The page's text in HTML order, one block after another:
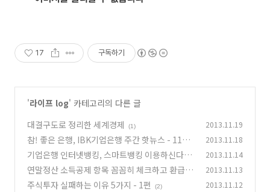
17 구독하기
'라이프 log' 카테고리의 다른 글
대결구도로 정리한 세계경제
(1) 2013.11.19
참! 좋은 은행, IBK기업은행 주간 핫뉴스 - 11월
3주 (0)
2013.11.18
기업은행 인터넷뱅킹, 스마트뱅킹 이용하신다면
전자금융거래 10계명 기억하세요!
(5)
2013.11.14
연말정산 소득공제 항목 꼼꼼히 체크하고 환급받
는 방법!
(0)
2013.11.13
주식투자 실패하는 이유 5가지 - 1편 (2) 2013.11.12